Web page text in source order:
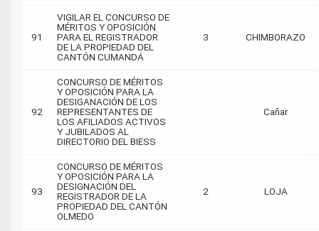
91
VIGILAR EL CONCURSO DE
MÉRITOS Y OPOSICIÓN
PARA EL REGISTRADOR
DE LA PROPIEDAD DEL
CANTÓN CUMANDÁ
3 CHIMBORAZO
92
CONCURSO DE MÉRITOS
Y OPOSICIÓN PARA LA
DESIGANACIÓN DE LOS
REPRESENTANTES DE
LOS AFILIADOS ACTIVOS
Y JUBILADOS AL
DIRECTORIO DEL BIESS
Cañar
93
CONCURSO DE MÉRITOS
Y OPOSICIÓN PARA LA
DESIGNACIÓN DEL
REGISTRADOR DE LA
PROPIEDAD DEL CANTÓN
OLMEDO
2 LOJA